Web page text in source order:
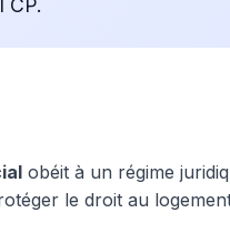
CP.
obéit à un régime
le droit au